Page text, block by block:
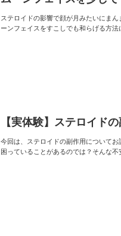
ステロイドの影響で顔が月みたいにま
ーンフェイスをすこしでも和らげる方法
【実体験】ステロイド
今回は、ステロイドの副作用について
困っていることがあるのでは？そんな